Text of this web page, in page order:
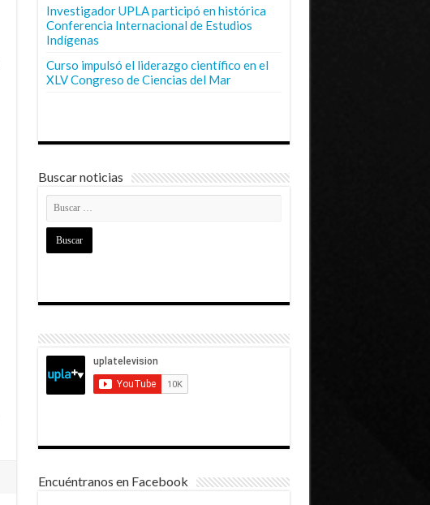
Investigador UPLA participó en histórica
Conferencia Internacional de Estudios
Indígenas
Curso impulsó el liderazgo científico en el
XLV Congreso de Ciencias del Mar
Buscar noticias
Encuéntranos en Facebook